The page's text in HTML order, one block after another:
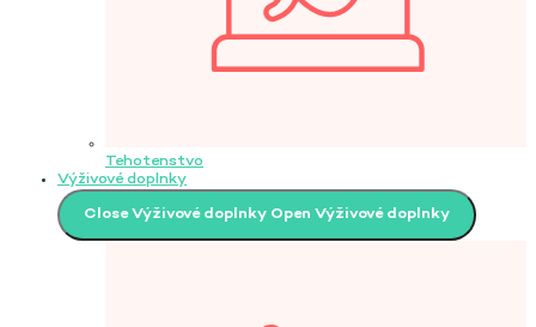
Tehotenstvo
Výživové doplnky
Close Výživové doplnky Open Výživové doplnky